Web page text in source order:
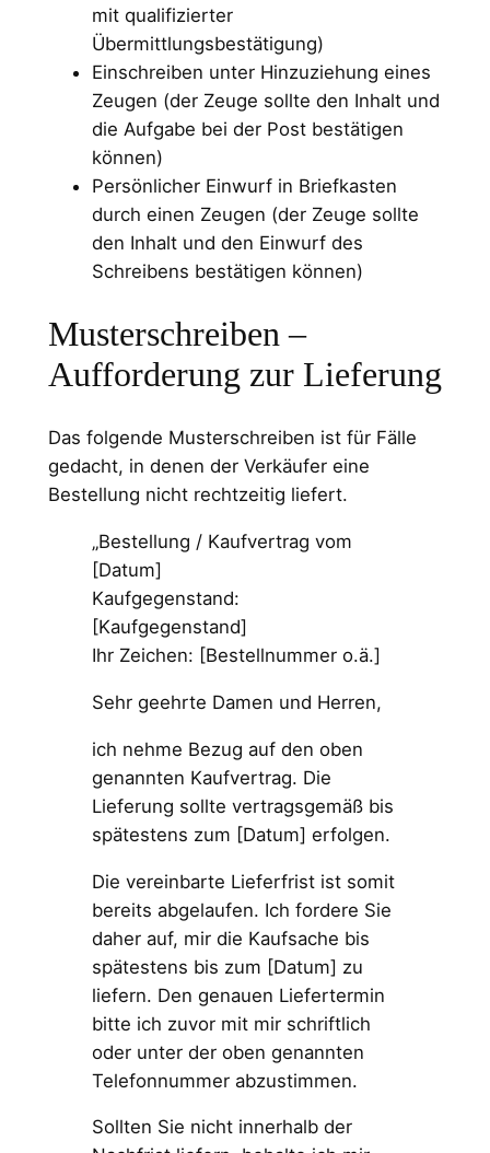
mit qualifizierter
Übermittlungsbestätigung)
Einschreiben unter Hinzuziehung eines
Zeugen (der Zeuge sollte den Inhalt und
die Aufgabe bei der Post bestätigen
können)
Persönlicher Einwurf in Briefkasten
durch einen Zeugen (der Zeuge sollte
den Inhalt und den Einwurf des
Schreibens bestätigen können)
Musterschreiben –
Aufforderung zur Lieferung
Das folgende Musterschreiben ist für Fälle
gedacht, in denen der Verkäufer eine
Bestellung nicht rechtzeitig liefert.
„Bestellung / Kaufvertrag vom
[Datum]
Kaufgegenstand:
[Kaufgegenstand]
Ihr Zeichen: [Bestellnummer o.ä.]
Sehr geehrte Damen und Herren,
ich nehme Bezug auf den oben
genannten Kaufvertrag. Die
Lieferung sollte vertragsgemäß bis
spätestens zum [Datum] erfolgen.
Die vereinbarte Lieferfrist ist somit
bereits abgelaufen. Ich fordere Sie
daher auf, mir die Kaufsache bis
spätestens bis zum [Datum] zu
liefern. Den genauen Liefertermin
bitte ich zuvor mit mir schriftlich
oder unter der oben genannten
Telefonnummer abzustimmen.
Sollten Sie nicht innerhalb der